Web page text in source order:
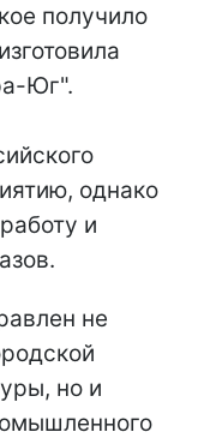
получило
Юг".
однако
и
не
но и